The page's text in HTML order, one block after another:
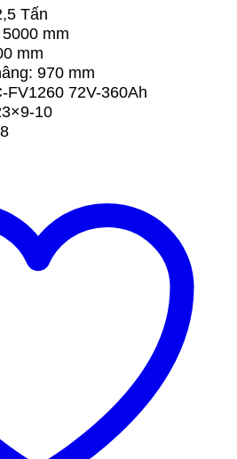
Tấn
mm
mm
970 mm
FV1260 72V-360Ah
10